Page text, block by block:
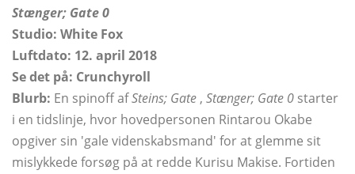
Stænger; Gate 0
Studio: White Fox
Luftdato: 12. april 2018
Se det på: Crunchyroll
Blurb: En spinoff afSteins; Gate , Stænger; Gate 0 starter
i en tidslinje, hvor hovedpersonen Rintarou Okabe
opgiver sin 'gale videnskabsmand' for at glemme sit
mislykkede forsøg på at redde Kurisu Makise. Fortiden